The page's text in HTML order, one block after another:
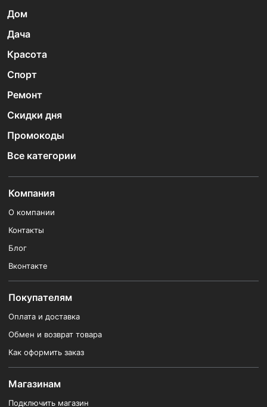
Дом
Дача
Красота
Спорт
Ремонт
Скидки дня
Промокоды
Все категории
Компания
О компании
Контакты
Блог
Вконтакте
Покупателям
Оплата и доставка
Обмен и возврат товара
Как оформить заказ
Магазинам
Подключить магазин